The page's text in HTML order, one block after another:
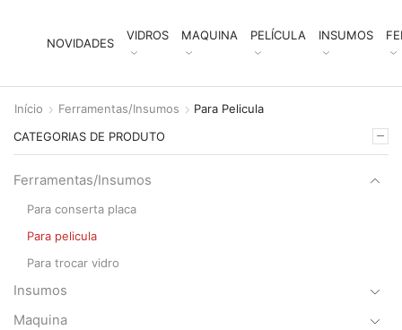
NOVIDADES
VIDROS MAQUINA PELÍCULA INSUMOS
Início Ferramentas/Insumos Para Pelicula
CATEGORIAS DE PRODUTO
Ferramentas/Insumos
Para conserta placa
Para pelicula
Para trocar vidro
Insumos
Maquina